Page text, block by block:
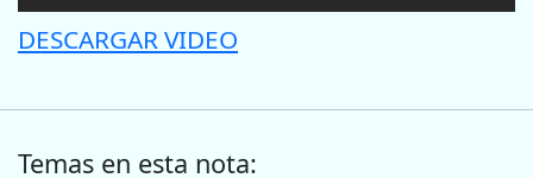
DESCARGAR VIDEO
Temas en esta nota: